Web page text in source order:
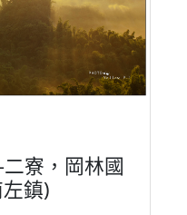
寮，岡林國
鎮)